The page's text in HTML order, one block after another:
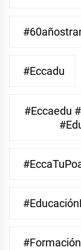
#eccadu
#eccaedu